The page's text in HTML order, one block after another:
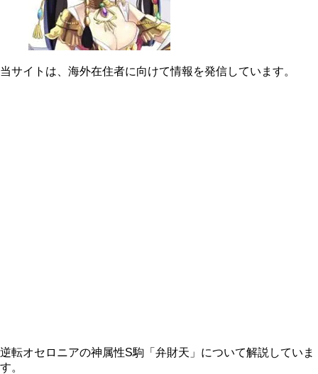
当サイトは、海外在住者に向けて情報を発信しています。
逆転オセロニアの神属性S駒「弁財天」について解説していま
す。